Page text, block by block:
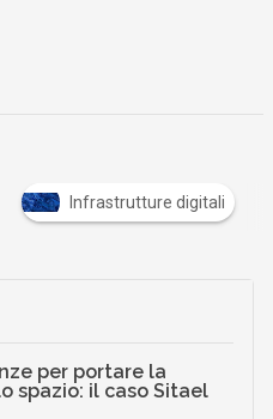
Infrastrutture digitali
per portare la
spazio: il caso Sitael